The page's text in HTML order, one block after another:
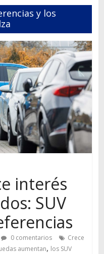
y los
interés
SUV
0 comentarios
Crece
aumentan, los SUV